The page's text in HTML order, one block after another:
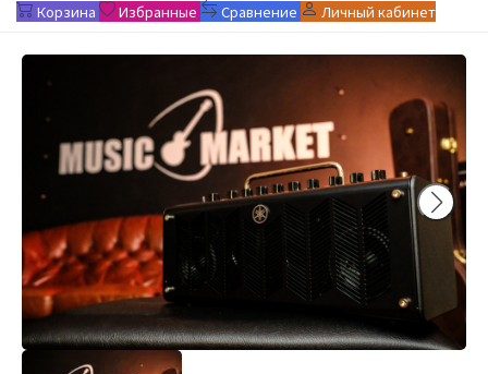
Корзина
Избранные Сравнение Личный кабинет